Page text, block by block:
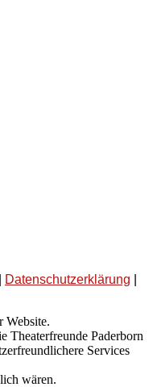
Datenschutzerklärung
Website.
Theaterfreunde Paderborn
Services
wären.